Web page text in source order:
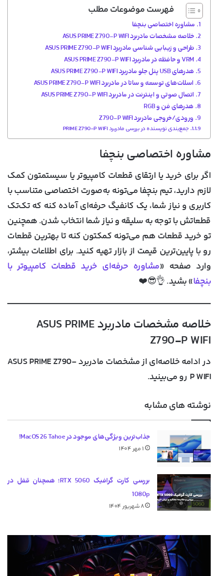
فهرست موضوعات مطلب
مشاوره اختصاصی بنچفا
خلاصه مشخصات مادربرد ASUS PRIME Z790-P WIFI
طراحی و زیبایی شناسی مادربرد ASUS PRIME Z790-P WIFI
VRM و حافظه در مادربرد ASUS PRIME Z790-P WIFI
هدرهای USB پنل جلو مادربرد ASUS PRIME Z790-P WIFI
اسلات‌های توسعه و ساتا در مادربرد ASUS PRIME Z790-P WIFI
اتصال صوتی و اینترنت در مادربرد ASUS PRIME Z790-P WIFI
هدرهای فن و RGB
ورودی/خروجی مادربرد Z790-P WIFI
جمع‌بندی نویسنده در بررسی مادربرد PRIME Z790-P WIFI
مشاوره اختصاصی بنچفا
اگر برای خرید یا ارتقای قطعات کامپیوتر یا سیستمتون کمک
لازم دارید، تیم بنچفا می‌تونه به‌صورت اختصاصی متناسب با
کاربری و نیاز شما، یک کانفیگ حرفه‌ای آماده کنه که تک‌تک
قطعاتش با توجه به سلیقه و نیاز شما انتخاب شدن. همچنین
تو خرید قطعات هم می‌تونه کمکتون کنه تا بهترین قطعات
رو با پایین‌ترین قیمت از بازار تهیه کنید. برای اطلاعات بیشتر،
وارد صفحه «مشاوره حرفه‌ای خرید قطعات کامپیوتر با
بنچفا» بشید. 👌😎❤️
خلاصه مشخصات مادربرد ASUS PRIME
Z790-P WIFI
در ادامه خلاصه‌ای از مشخصات مادربرد ASUS PRIME Z790-
P WIFI رو می‌بینید.
نوشته های مشابه
جذاب‌ترین ویژگی‌های موجود در MacOS 26 Tahoe!
۱ مهر ۱۴۰۴
بررسی کارت گرافیک RTX 5060؛ همچنان قفل در
1080p
۸ شهریور ۱۴۰۴